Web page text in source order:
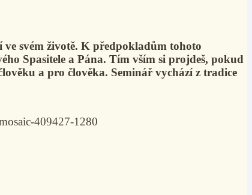
svém životě. K předpokladům tohoto
Spasitele a Pána. Tím vším si projdeš, pokud
a pro člověka. Seminář vychází z tradice